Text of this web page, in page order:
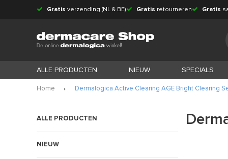
Gratis verzending (NL & BE) Gratis retourneren Gratis
ALLE PRODUCTEN NIEUW SPECIALS
Home Dermalogica Active Clearing AGE Bright Clearing
ALLE PRODUCTEN
NIEUW